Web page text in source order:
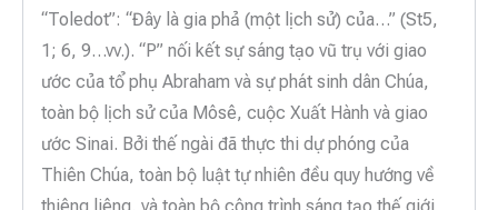
“Toledot”: “Đây là gia phả (một lịch sử) của…” (St5,
1; 6, 9…vv.). “P” nối kết sự sáng tạo vũ trụ với giao
ước của tổ phụ Abraham và sự phát sinh dân Chúa,
toàn bộ lịch sử của Môsê, cuộc Xuất Hành và giao
ước Sinai. Bởi thế ngài đã thực thi dự phóng của
Thiên Chúa, toàn bộ luật tự nhiên đều quy hướng về